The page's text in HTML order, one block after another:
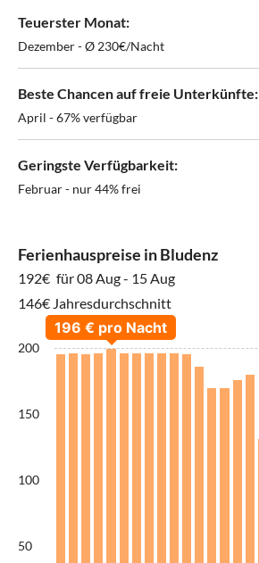
Teuerster Monat:
Dezember - Ø 230€/Nacht
Beste Chancen auf freie Unterkünfte:
April - 67% verfügbar
Geringste Verfügbarkeit:
Februar - nur 44% frei
Ferienhauspreise in Bludenz
192€ für 08 Aug - 15 Aug
146€ Jahresdurchschnitt
200
150
100
50